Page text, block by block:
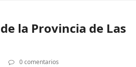
la Provincia de Las
0 comentarios